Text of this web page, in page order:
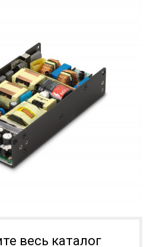
весь каталог